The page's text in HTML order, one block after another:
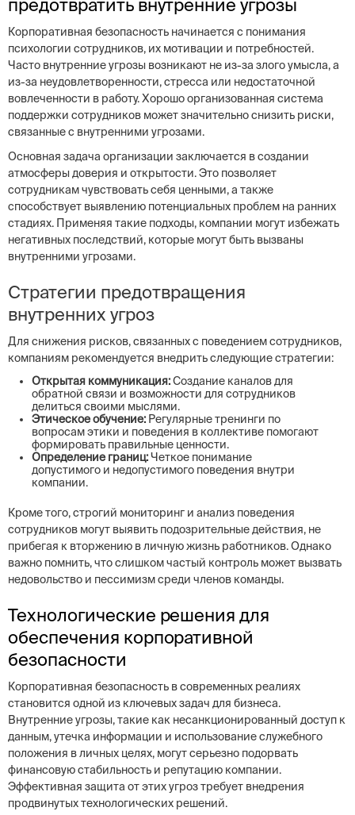
предотвратить внутренние угрозы
Корпоративная безопасность начинается с понимания
психологии сотрудников, их мотивации и потребностей.
Часто внутренние угрозы возникают не из-за злого умысла, а
из-за неудовлетворенности, стресса или недостаточной
вовлеченности в работу. Хорошо организованная система
поддержки сотрудников может значительно снизить риски,
связанные с внутренними угрозами.
Основная задача организации заключается в создании
атмосферы доверия и открытости. Это позволяет
сотрудникам чувствовать себя ценными, а также
способствует выявлению потенциальных проблем на ранних
стадиях. Применяя такие подходы, компании могут избежать
негативных последствий, которые могут быть вызваны
внутренними угрозами.
Стратегии предотвращения
внутренних угроз
Для снижения рисков, связанных с поведением сотрудников,
компаниям рекомендуется внедрить следующие стратегии:
Открытая коммуникация:Создание каналов для
обратной связи и возможности для сотрудников
делиться своими мыслями.
Этическое обучение: Регулярные тренинги по
вопросам этики и поведения в коллективе помогают
формировать правильные ценности.
Определение границ:Четкое понимание
допустимого и недопустимого поведения внутри
компании.
Кроме того, строгий мониторинг и анализ поведения
сотрудников могут выявить подозрительные действия, не
прибегая к вторжению в личную жизнь работников. Однако
важно помнить, что слишком частый контроль может вызвать
недовольство и пессимизм среди членов команды.
Технологические решения для
обеспечения корпоративной
безопасности
Корпоративная безопасность в современных реалиях
становится одной из ключевых задач для бизнеса.
Внутренние угрозы, такие как несанкционированный доступ к
данным, утечка информации и использование служебного
положения в личных целях, могут серьезно подорвать
финансовую стабильность и репутацию компании.
Эффективная защита от этих угроз требует внедрения
продвинутых технологических решений.